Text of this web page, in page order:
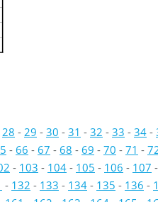
28 - 29 - 30 - 31 - 32 - 33 - 34 -
- 66 - 67 - 68 - 69 - 70 - 71 -
- 103 - 104 - 105 - 106 - 107 -
- 132 - 133 - 134 - 135 - 136 -